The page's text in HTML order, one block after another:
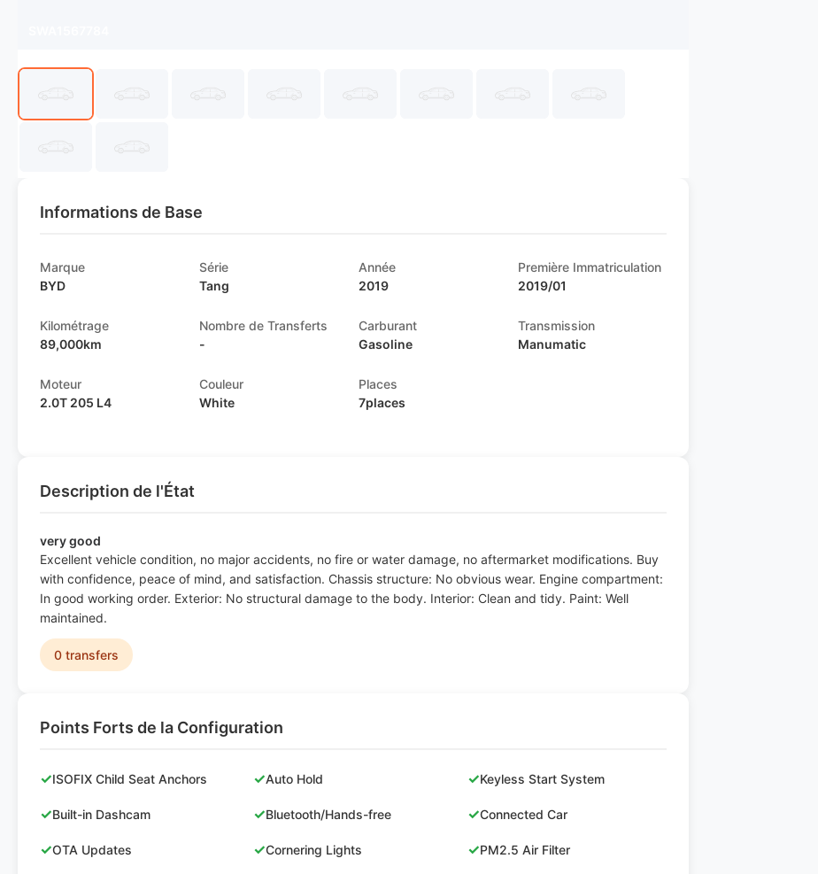
Informations de Base
Marque
BYD
Série
Tang
Année
2019
Première Immatriculation
2019/01
Kilométrage
89,000km
Nombre de Transferts
-
Carburant
Gasoline
Transmission
Manumatic
Moteur
2.0T 205 L4
Couleur
White
Places
7places
Description de l'État
very good
Excellent vehicle condition, no major accidents, no fire or water damage, no aftermarket modifications. Buy
with confidence, peace of mind, and satisfaction. Chassis structure: No obvious wear. Engine compartment:
In good working order. Exterior: No structural damage to the body. Interior: Clean and tidy. Paint: Well
maintained.
0 transfers
Points Forts de la Configuration
✓ISOFIX Child Seat Anchors ✓Auto Hold ✓Keyless Start System
✓Built-in Dashcam ✓Bluetooth/Hands-free ✓Connected Car
✓OTA Updates ✓Cornering Lights ✓PM2.5 Air Filter